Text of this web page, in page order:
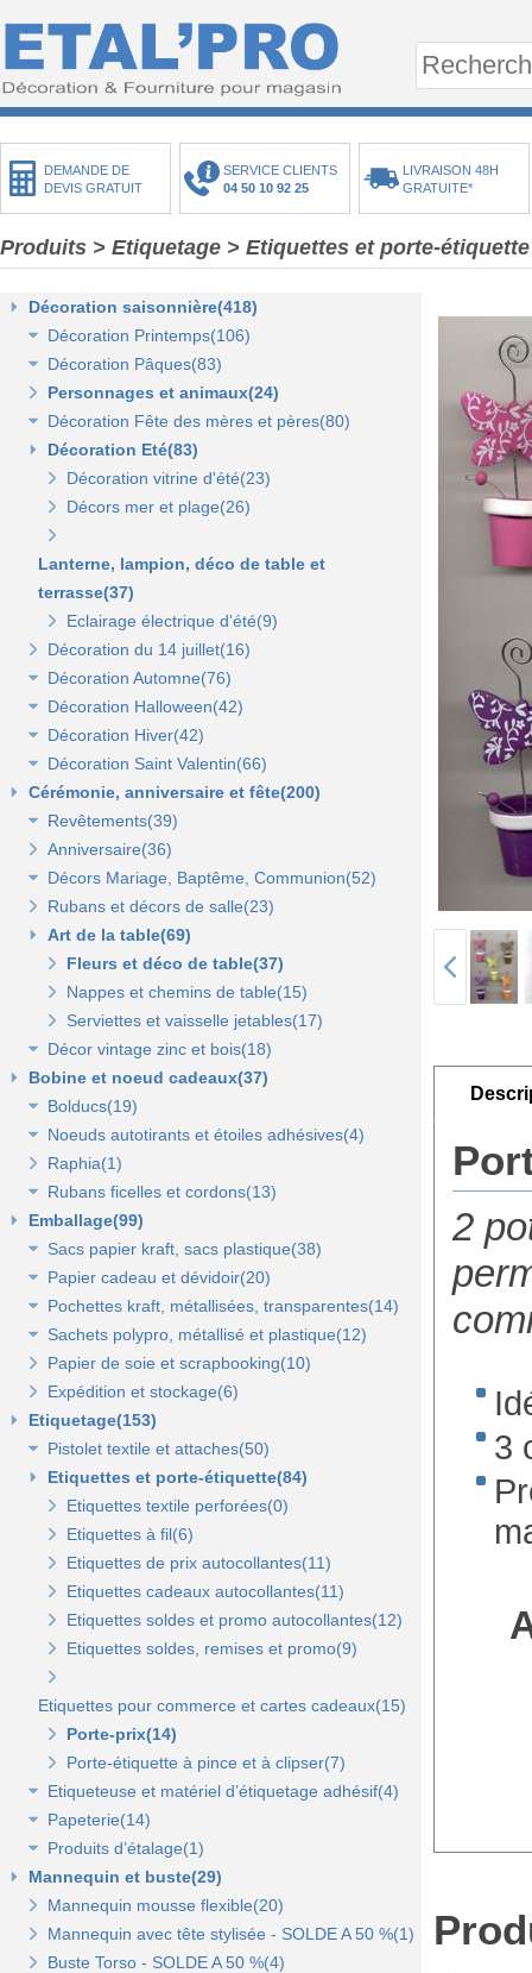
DEMANDE DE
DEVIS GRATUIT
SERVICE CLIENTS
04 50 10 92 25
LIVRAISON 48H
GRATUITE*
Produits > Etiquetage > Etiquettes et porte-étiquette
Décoration saisonnière(418)
Décoration Printemps(106)
Décoration vitrine de printemps(18)
Arbres et plantes printemps-été(20)
Bouquets fleurs et fruits(43)
Mini-maisons et jardins(19)
Pelouses mousses et végétaux(18)
Décoration Pâques(83)
Décoration vitrine de Pâques(14)
Décors de Pâques : les animaux(13)
Décors Pâques : Les Oeufs de Pâques(12)
Décor naturel et floral de Pâques(41)
Décoration de table de Pâques(15)
Personnages et animaux(24)
Décoration Fête des mères et pères(80)
Décor vitrine de fête des mères et pères(21)
Décors Fête des mères et pères(63)
Décoration Eté(83)
Décoration vitrine d'été(23)
Décors mer et plage(26)
Lanterne, lampion, déco de table et
terrasse(37)
Eclairage électrique d'été(9)
Décoration du 14 juillet(16)
Décoration Automne(76)
Décoration vitrine d'automne(17)
Décors automne(62)
Décoration Halloween(42)
Décor vitrine d'halloween(8)
Décor halloween(36)
Décoration Hiver(42)
Décoration vitrine d'hiver(7)
Décors d'hiver(35)
Décoration Saint Valentin(66)
Décoration vitrine de Saint Valentin(15)
Décors Saint Valentin(56)
Cérémonie, anniversaire et fête(200)
Revêtements(39)
Non tissé(19)
Pelouses et revêtements nature(6)
Tissus(13)
Anniversaire(36)
Décors Mariage, Baptême, Communion(52)
Accessoires de cérémonie(14)
Sacs dragées, photophores et chandeliers(10)
Tulles et noeuds de mariage(16)
Rubans et décors de salle(23)
Art de la table(69)
Fleurs et déco de table(37)
Nappes et chemins de table(15)
Serviettes et vaisselle jetables(17)
Décor vintage zinc et bois(18)
Accessoires zinc, bois et métal(16)
Mobilier déco(4)
Bobine et noeud cadeaux(37)
Bolducs(19)
Bolducs 7 et 10 mm(7)
Rubans 19 et 25 mm(7)
Rubans 50 et 100 mm(5)
Noeuds autotirants et étoiles adhésives(4)
Noeuds autocollants et étoiles adhésives(3)
Raphia(1)
Rubans ficelles et cordons(13)
Ficelles et cordons(4)
Rubans tissu, jute et sisal(6)
Rubans tulle(3)
Emballage(99)
Sacs papier kraft, sacs plastique(38)
Sacs kraft poignées plates(7)
Sacs kraft poignées torsadées(5)
Sacs fêtes et fantaisie(5)
Sacs pour bouteille(10)
Sacs pelliculés(6)
Sacs plastique(4)
Sacs en petite quantité(4)
Papier cadeau et dévidoir(20)
Papier cadeaux fantaisie(3)
Papier cadeaux kraft(2)
Papiers fleuriste en polypropylène(3)
Papier cadeaux Noël - Papier métallisé(11)
Dévidoirs(1)
Pochettes kraft, métallisées, transparentes(14)
Pochettes kraft brun et couleurs(8)
Pochettes cadeaux métallisées(3)
Pochettes transparentes rabat adhésif(3)
Sachets polypro, métallisé et plastique(12)
Sachets confiserie polypro et métal(7)
Sachets plastique minigrip(5)
Papier de soie et scrapbooking(10)
Expédition et stockage(6)
Etiquetage(153)
Pistolet textile et attaches(50)
Pistolets textile, aiguilles et accessoires(12)
Attaches pour pistolets textile(17)
Pistolet Fasbanok et Pistolet V'Tool(14)
Liens manuels anti-vol et biodégradables(5)
Pinces crevettes(2)
Etiquettes à trou(0)
Etiquettes et porte-étiquette(84)
Etiquettes textile perforées(0)
Etiquettes à fil(6)
Etiquettes de prix autocollantes(11)
Etiquettes cadeaux autocollantes(11)
Etiquettes soldes et promo autocollantes(12)
Etiquettes soldes, remises et promo(9)
Etiquettes pour commerce et cartes cadeaux(15)
Porte-prix(14)
Porte-étiquette à pince et à clipser(7)
Etiqueteuse et matériel d’étiquetage adhésif(4)
Etiquettes adhésives pour étiqueteuse(2)
Étiqueteuses et rouleaux encreurs(2)
Papeterie(14)
Agrafeuse et agrafes(1)
Cartes cadeaux(2)
Scotch, stylo, post-it(11)
Produits d’étalage(1)
Epingles(1)
Fil nylon(0)
Mannequin et buste(29)
Mannequin mousse flexible(20)
Mannequin avec tête stylisée - SOLDE A 50 %(1)
Buste Torso - SOLDE A 50 %(4)
2
3